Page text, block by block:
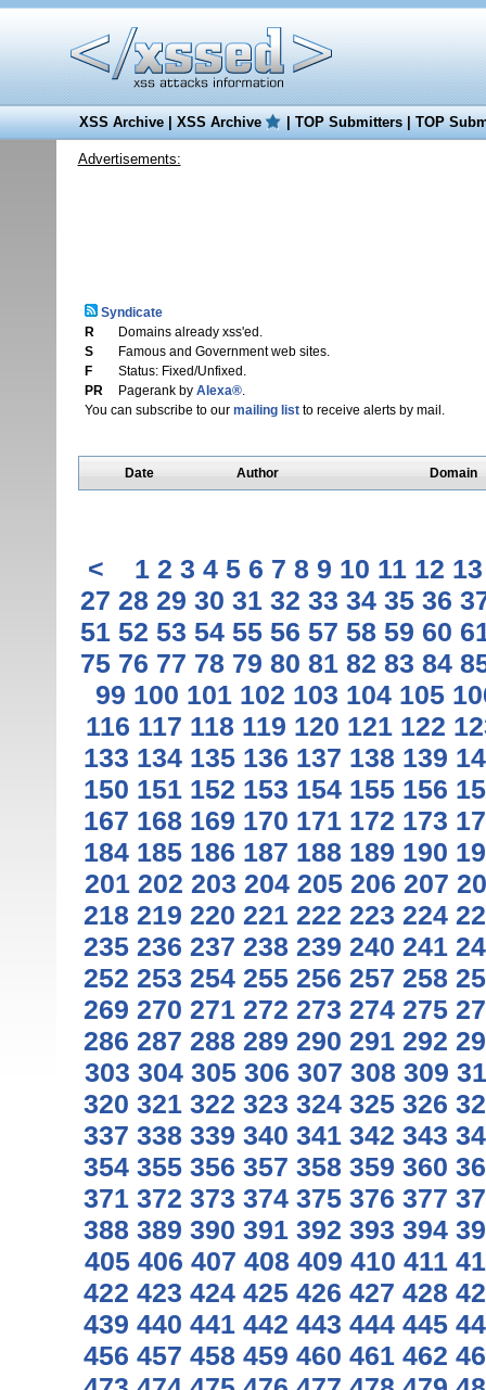
XSS Archive|XSS Archive |TOP Submitters|TOP
Advertisements:
Syndicate
R
Domains already xss'ed.
S
Famous and Government web sites.
F
Status: Fixed/Unfixed.
PR
Pagerank by Alexa®.
You can subscribe to our mailing listto receive alerts by mail.
Date Author Domain
< 1 2 3 4 5 6 7 8 9 10 11 12 13
27 28 29 30 31 32 33 34 35 36
51 52 53 54 55 56 57 58 59 60
75 76 77 78 79 80 81 82 83 84
99 100 101 102 103 104 105
116 117 118 119 120 121 122
133 134 135 136 137 138 139
150 151 152 153 154 155 156
167 168 169 170 171 172 173
184 185 186 187 188 189 190
201 202 203 204 205 206 207
218 219 220 221 222 223 224
235 236 237 238 239 240 241
252 253 254 255 256 257 258
269 270 271 272 273 274 275
286 287 288 289 290 291 292
303 304 305 306 307 308 309
320 321 322 323 324 325 326
337 338 339 340 341 342 343
354 355 356 357 358 359 360
371 372 373 374 375 376 377
388 389 390 391 392 393 394
405 406 407 408 409 410 411
422 423 424 425 426 427 428
439 440 441 442 443 444 445
456 457 458 459 460 461 462